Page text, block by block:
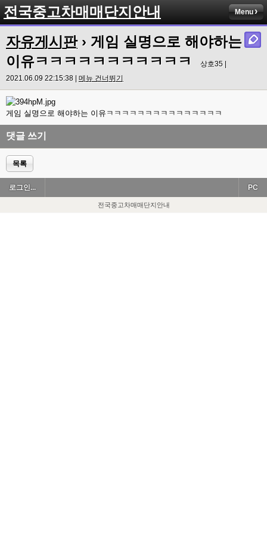
전국중고차매매단지안내 Menu
자유게시판› 게임 실명으로 해야하는
이유ㅋㅋㅋㅋㅋㅋㅋㅋㅋㅋㅋ
상호35 |
2021.06.09 22:15:38 | 메뉴 건너뛰기
게임 실명으로 해야하는 이유ㅋㅋㅋㅋㅋㅋㅋㅋㅋㅋㅋㅋㅋㅋㅋ
댓글 쓰기
목록
로그인... PC
전국중고차매매단지안내